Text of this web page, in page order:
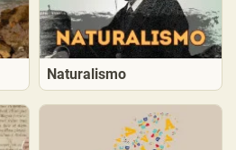
Naturalismo